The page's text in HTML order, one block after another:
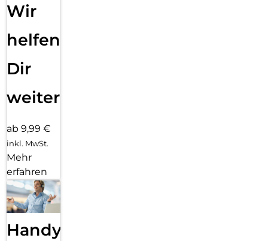
Wir
helfen
Dir
weiter
ab 9,99 €
inkl. MwSt.
Mehr
erfahren
Handy